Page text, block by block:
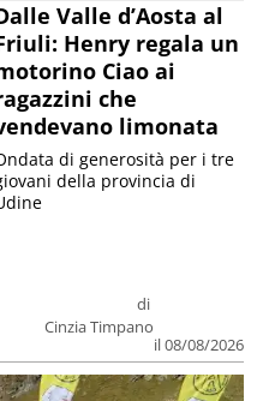
Valle d’Aosta al
Henry regala un
Ciao ai
che
limonata
di
Cinzia Timpano
il 08/08/2026
di generosità per i tre
della provincia di